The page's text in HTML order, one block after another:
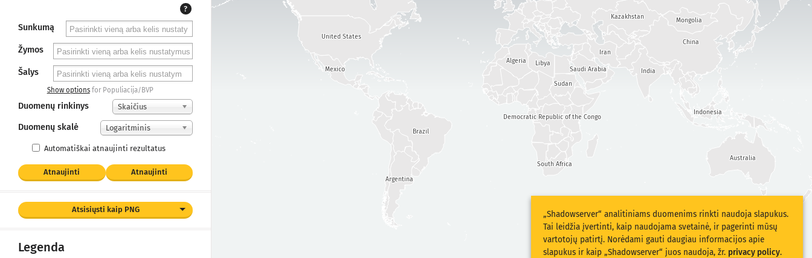
?
Sunkumą
Žymos
Šalys
Show optionsfor Populiacija/BVP
Duomenų rinkinys Skaičius
Duomenų skalė Logaritminis
Automatiškai atnaujinti rezultatus
Atnaujinti Atnaujinti
Atsisiųsti kaip PNG
Legenda
Indonesia
Argentina
India
China
Democratic Republic of the Congo
South Africa
Kazakhstan
Brazil
Mongolia
Libya
Sudan
Iran
Saudi Arabia
Algeria
United States
Mexico
Australia
„Shadowserver“ analitiniams duomenims rinkti naudoja slapukus.
Tai leidžia įvertinti, kaip naudojama svetainė, ir pagerinti mūsų
vartotojų patirtį. Norėdami gauti daugiau informacijos apie
slapukus ir kaip „Shadowserver“ juos naudoja, žr. privacy policy.